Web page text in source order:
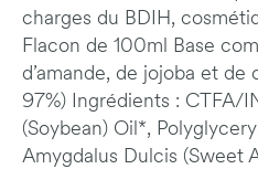
charges du BDIH,
Flacon de 100ml Base
d’amande, de jojoba et
97%) Ingrédients : CTFA/
(Soybean) Oil*,
Amygdalus Dulcis (Sweet